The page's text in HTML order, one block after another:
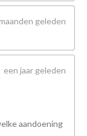
geleden
een jaar geleden
aandoening